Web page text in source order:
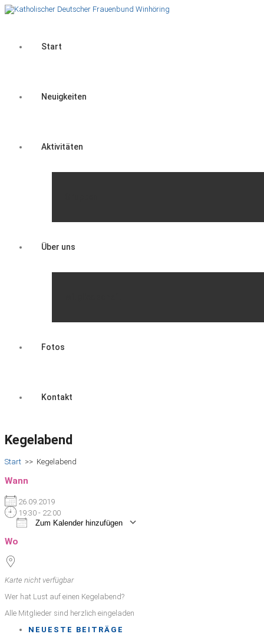
Start
Neuigkeiten
Aktivitäten
Über uns
Fotos
Kontakt
Kegelabend
Start >> Kegelabend
Wann
26.09.2019
19:30 - 22:00
Zum Kalender hinzufügen
Wo
Karte nicht verfügbar
Wer hat Lust auf einen Kegelabend?
Alle Mitglieder sind herzlich eingeladen
NEUESTE BEITRÄGE